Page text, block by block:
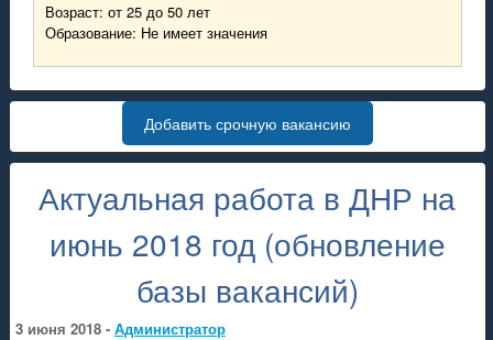
Возраст: от 25 до 50 лет
Образование: Не имеет значения
Добавить срочную вакансию
Актуальная работа в ДНР на
июнь 2018 год (обновление
базы вакансий)
3 июня 2018 - Администратор